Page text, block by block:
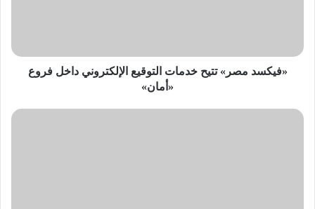
«أمان»
«فيكسد مصر» تتيح خدمات التوقيع الإلكتروني داخل فروع
«أمان»
«اتصال»